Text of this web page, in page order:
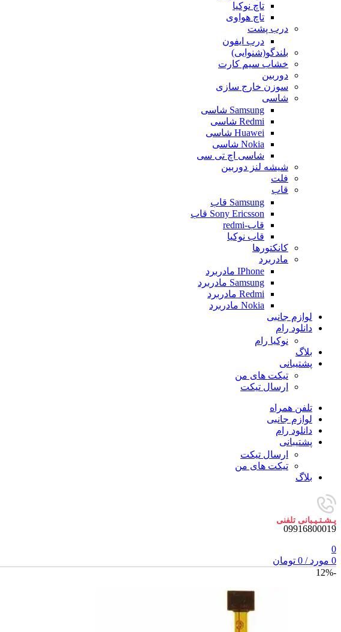
تاچ نوکیا
تاچ هواوی
درب پشت
درب ایفون
بلندگو(شنوایی)
خشاب سیم کارت
دوربین
سوزن خارج سازی
شاسی
Samsung شاسی
Redmi شاسی
Huawei شاسی
Nokia شاسی
شاسی اچ تی سی
شیشه لنز دوربین
فلت
قاب
Samsung قاب
Sony Ericsson قاب
قاب-redmi
قاب نوکیا
کانکتورها
مادربرد
IPhone مادربرد
Samsung مادربرد
Redmi مادربرد
Nokia مادربرد
لوازم جانبی
دانلود رام
نوکیا رام
بلاگ
پشتیبانی
تیکت های من
ارسال تیکت
تلفن همراه
لوازم جانبی
دانلود رام
پشتیبانی
ارسال تیکت
تیکت های من
بلاگ
پـشـتـیـبانی تلفنی
09916800019
0
0 مورد /
0 تومان
-12%